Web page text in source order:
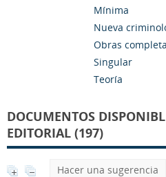
Mínima
Nueva
Obras
Singular
Teoría
DOCUMENTOS
EDITORIAL (197)
Hacer una sugerencia